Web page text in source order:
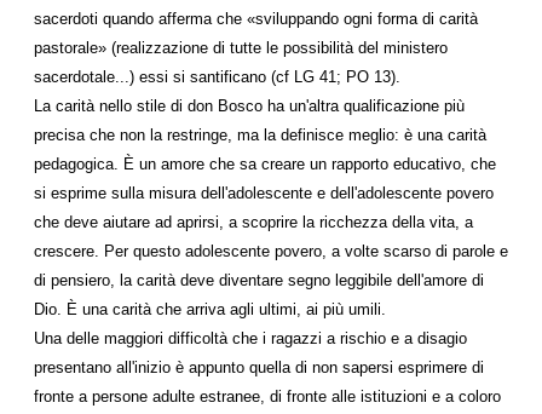
sacerdoti quando afferma che «sviluppando ogni forma di carità
pastorale» (realizzazione di tutte le possibilità del ministero
sacerdotale...) essi si santificano (cf LG 41; PO 13).
La carità nello stile di don Bosco ha un'altra qualificazione più
precisa che non la restringe, ma la definisce meglio: è una carità
pedagogica. È un amore che sa creare un rapporto educativo, che
si esprime sulla misura dell'adolescente e dell'adolescente povero
che deve aiutare ad aprirsi, a scoprire la ricchezza della vita, a
crescere. Per questo adolescente povero, a volte scarso di parole e
di pensiero, la carità deve diventare segno leggibile dell'amore di
Dio. È una carità che arriva agli ultimi, ai più umili.
Una delle maggiori difficoltà che i ragazzi a rischio e a disagio
presentano all'inizio è appunto quella di non sapersi esprimere di
fronte a persone adulte estranee, di fronte alle istituzioni e a coloro